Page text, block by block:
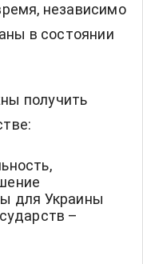
независимо
в состоянии
получить
для Украины
–